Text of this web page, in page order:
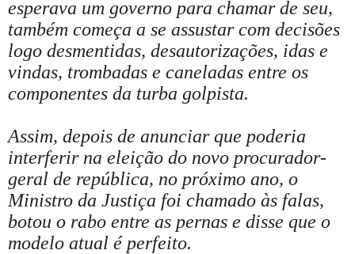
esperava um governo para chamar de seu,
também começa a se assustar com decisões
logo desmentidas, desautorizações, idas e
vindas, trombadas e caneladas entre os
componentes da turba golpista.
Assim, depois de anunciar que poderia
interferir na eleição do novo procurador-
geral de república, no próximo ano, o
Ministro da Justiça foi chamado às falas,
botou o rabo entre as pernas e disse que o
modelo atual é perfeito.